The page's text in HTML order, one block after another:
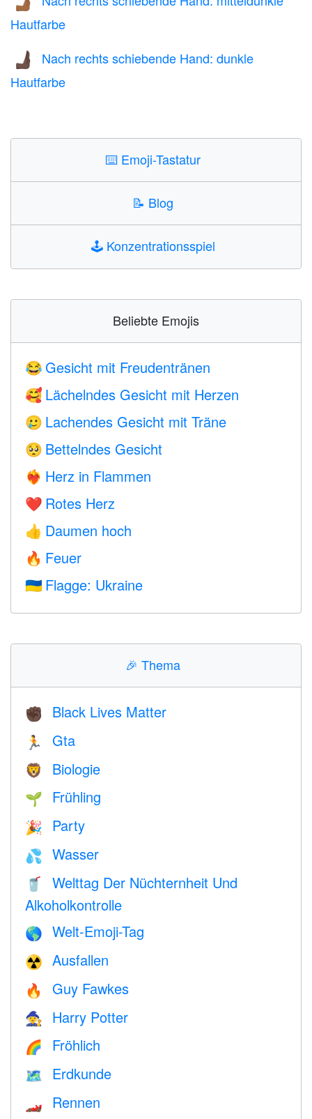
Hautfarbe
🫸🏿
Nach rechts schiebende Hand: dunkle
Hautfarbe
⌨️ Emoji-Tastatur
📝 Blog
🕹️ Konzentrationsspiel
Beliebte Emojis
😂 Gesicht mit Freudentränen
🥰 Lächelndes Gesicht mit Herzen
🥲 Lachendes Gesicht mit Träne
🥺 Bettelndes Gesicht
❤️‍🔥 Herz in Flammen
❤️ Rotes Herz
👍 Daumen hoch
🔥 Feuer
🇺🇦 Flagge: Ukraine
🎉 Thema
✊🏿 Black Lives Matter
🏃 Gta
🦁 Biologie
🌱 Frühling
🎉 Party
💦 Wasser
🥤
Welttag Der Nüchternheit Und
Alkoholkontrolle
🌎 Welt-Emoji-Tag
☢️ Ausfallen
🔥 Guy Fawkes
🧙 Harry Potter
🌈 Fröhlich
🗺 Erdkunde
🏎 Rennen